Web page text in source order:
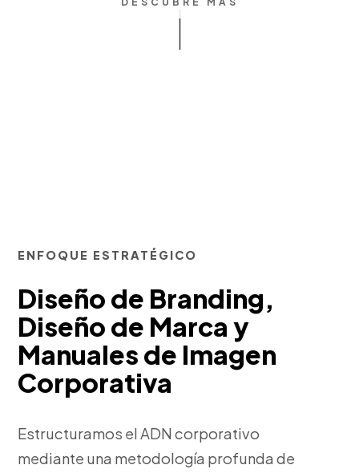
ENFOQUE ESTRATÉGICO
Diseño de Branding,
Diseño de Marca y
Manuales de Imagen
Corporativa
Estructuramos el ADN corporativo
mediante una metodología profunda de